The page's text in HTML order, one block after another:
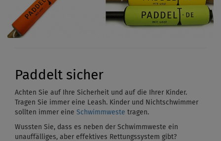
Paddelt sicher
Achten Sie auf Ihre Sicherheit und auf die Ihrer Kinder.
Tragen Sie immer eine Leash. Kinder und Nichtschwimmer
sollten immer eine Schwimmweste tragen.
Wussten Sie, dass es neben der Schwimmweste ein
unauffälliges, aber effektives Rettungssystem gibt?